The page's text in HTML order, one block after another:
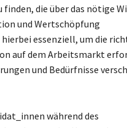
die über das nötige
und Wertschöpfung
essenziell, um die
auf dem Arbeitsmarkt
und Bedürfnisse
während des